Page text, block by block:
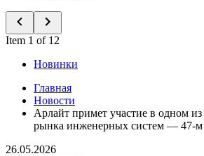
Item 1 of 12
Новинки
Главная
Новости
Арлайт примет участие в одном
рынка инженерных систем —
26.05.2026